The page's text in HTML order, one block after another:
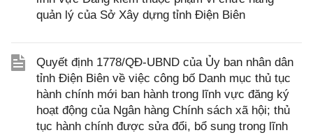
quản lý của Sở Xây dựng tỉnh Điện Biên
Quyết định 1778/QĐ-UBND của Ủy ban nhân dân
tỉnh Điện Biên về việc công bố Danh mục thủ tục
hành chính mới ban hành trong lĩnh vực đăng ký
hoạt động của Ngân hàng Chính sách xã hội; thủ
tục hành chính được sửa đổi, bổ sung trong lĩnh